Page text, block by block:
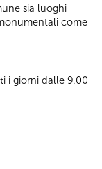
sia luoghi
come
i giorni dalle 9.00